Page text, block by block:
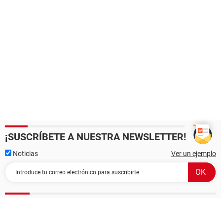
¡SUSCRÍBETE A NUESTRA NEWSLETTER!
Noticias Ver un ejemplo